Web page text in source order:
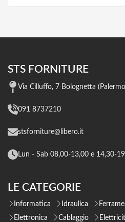
STS FORNITURE
Via Cilluffo, 7 Bolognetta
091 8737210
stsforniture@libero.it
Lun - Sab 08,00-13,00 e 14,30-
LE CATEGORIE
Informatica Idraulica
Elettronica
Cablaggio